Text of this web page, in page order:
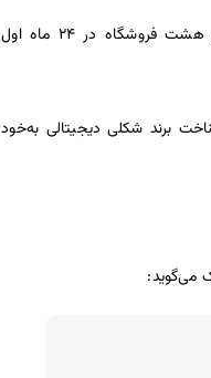
با‌این‌حال، به‌دلیل مشکلاتی مثل برندسازی زیر میانگین و تأکید بیش‌ازحد روی محصول به‌جای بازاریابی آن، تقریبا از ۱۰ فروشگاه آنلاین هشت فروشگاه در ۲۴ ماه اول
برند شکلی دیجیتالی به‌خود